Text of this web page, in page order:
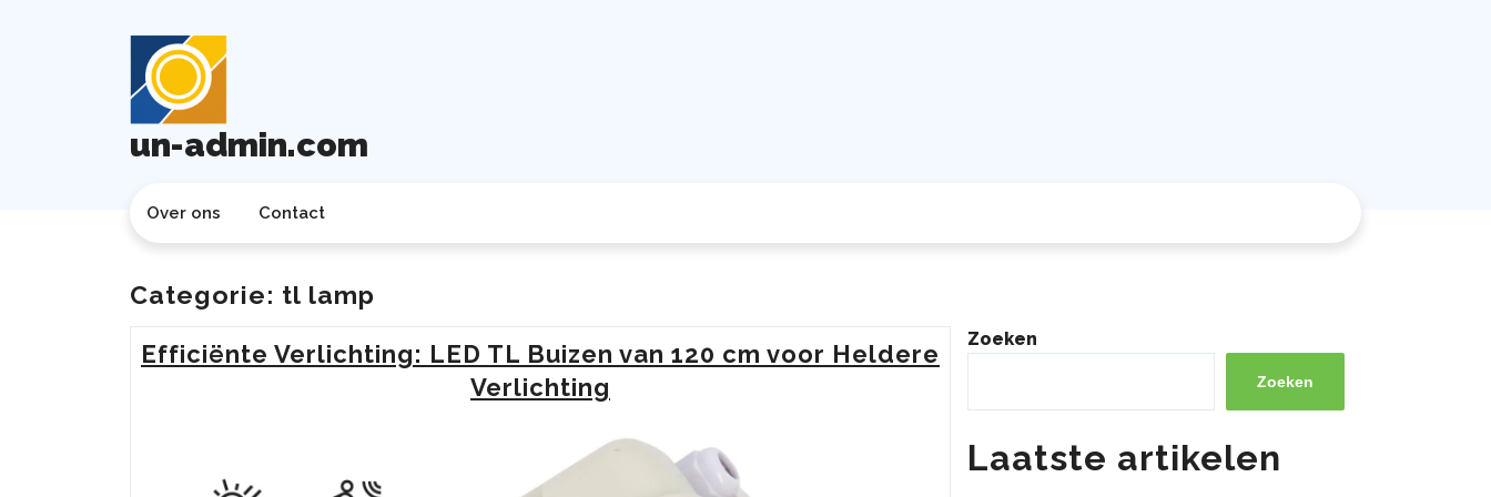
un-admin.com
Over ons Contact
Categorie: tl lamp
Efficiënte Verlichting: LED TL Buizen van 120 cm voor Heldere
Verlichting
Zoeken
Zoeken
Laatste artikelen